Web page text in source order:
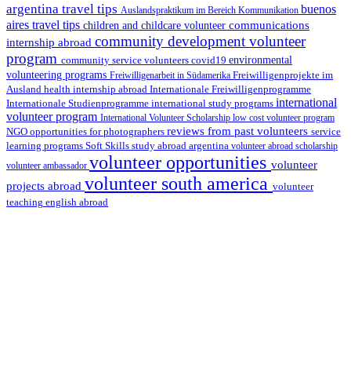
argentina travel tips Auslandspraktikum im Bereich Kommunikation buenos
aires travel tips children and childcare volunteer communications
internship abroad community development volunteer
program community service volunteers covid19 environmental
volunteering programs Freiwilligenarbeit in Südamerika Freiwilligenprojekte im
Ausland health internship abroad Internationale Freiwilligenprogramme
Internationale Studienprogramme international study programs international
volunteer program International Volunteer Scholarship low cost volunteer program
NGO opportunities for photographers reviews from past volunteers service
learning programs Soft Skills study abroad argentina volunteer abroad scholarship
volunteer ambassador volunteer opportunities volunteer
projects abroad volunteer south america volunteer
teaching english abroad